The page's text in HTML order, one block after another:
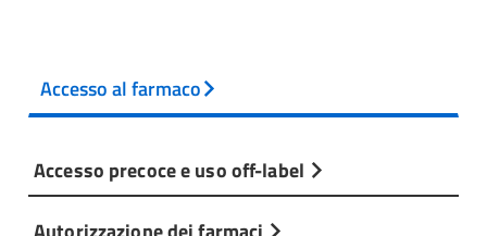
Accesso al farmaco
Accesso precoce e uso off-label